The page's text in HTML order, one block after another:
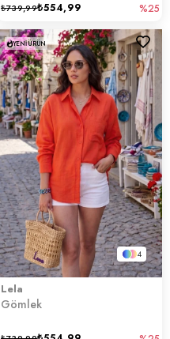
₺554,99
₺739,99 %25
4
Lela
Gömlek
YENI ÜRÜN